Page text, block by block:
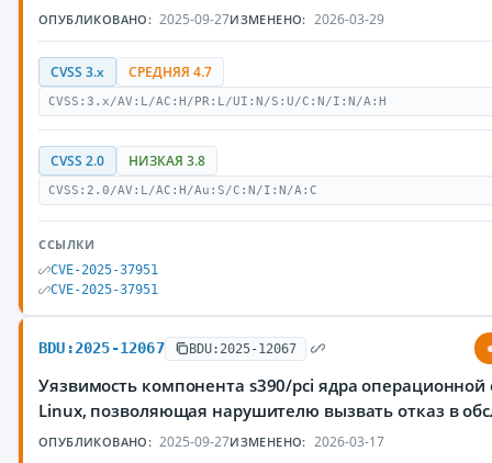
ОПУБЛИКОВАНО: 2025-09-27ИЗМЕНЕНО: 2026-03-29
CVSS 3.x СРЕДНЯЯ 4.7
CVSS:3.x/AV:L/AC:H/PR:L/UI:N/S:U/C:N/I:N/A:H
CVSS 2.0 НИЗКАЯ 3.8
CVSS:2.0/AV:L/AC:H/Au:S/C:N/I:N/A:C
ССЫЛКИ
CVE-2025-37951
CVE-2025-37951
BDU:2025-12067 BDU:2025-12067
Уязвимость компонента s390/pci ядра операционной
Linux, позволяющая нарушителю вызвать отказ в
ОПУБЛИКОВАНО: 2025-09-27ИЗМЕНЕНО: 2026-03-17